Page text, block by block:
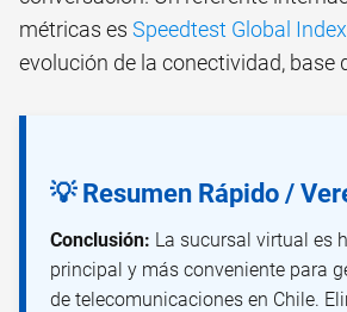
métricas es Speedtest Global Index
evolución de la conectividad, base
💡 Resumen Rápido /
Conclusión: La sucursal virtual es
principal y más conveniente para
de telecomunicaciones en Chile.